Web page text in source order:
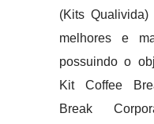
(Kits
melhores e
possuindo o
Kit Coffee
Break